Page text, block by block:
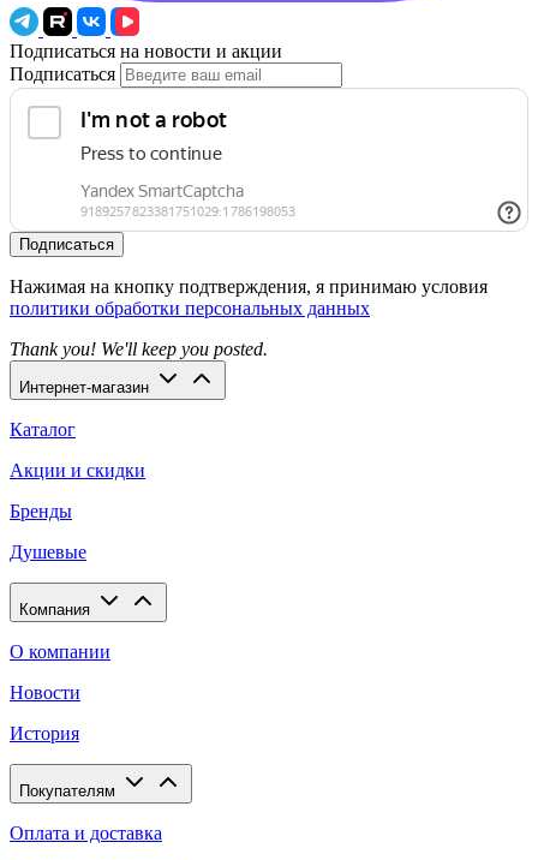
Подписаться на новости и акции
Подписаться
Подписаться
Нажимая на кнопку подтверждения, я принимаю условия
политики обработки персональных данных
Thank you! We'll keep you posted.
Интернет-магазин
Каталог
Акции и скидки
Бренды
Душевые
Компания
О компании
Новости
История
Покупателям
Оплата и доставка